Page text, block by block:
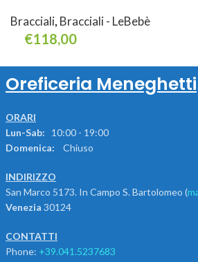
Bracciali, Bracciali - LeBebè
€118,00
Oreficeria Meneghetti
ORARI
Lun-Sab: 10:00 - 19:00
Domenica:
Chiuso
INDIRIZZO
San Marco 5173. In Campo S. Bartolomeo (
Venezia 30124
CONTATTI
Phone: +39.041.5237683